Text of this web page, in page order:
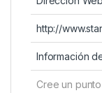
http://
Información
Cree un